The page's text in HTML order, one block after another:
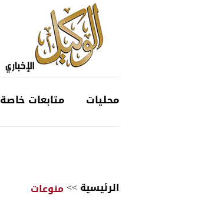
محليات متابعات خاصة
الرئيسية>>منوعات